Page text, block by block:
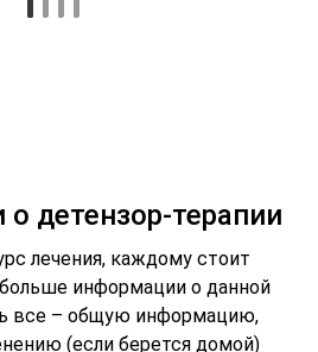
её на себе.
положительны. В
быстроту и
в снятии болей,